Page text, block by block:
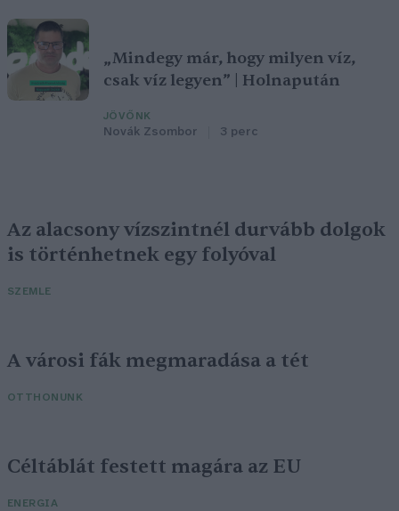
„Mindegy már, hogy milyen víz,
csak víz legyen” | Holnapután
JÖVŐNK
Novák Zsombor 3 perc
Az alacsony vízszintnél durvább dolgok
is történhetnek egy folyóval
SZEMLE
A városi fák megmaradása a tét
OTTHONUNK
Céltáblát festett magára az EU
ENERGIA